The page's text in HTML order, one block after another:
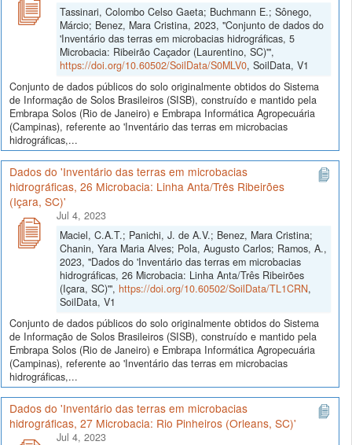
Tassinari, Colombo Celso Gaeta; Buchmann E.; Sônego,
Márcio; Benez, Mara Cristina, 2023, "Conjunto de dados do
'Inventário das terras em microbacias hidrográficas, 5
Microbacia: Ribeirão Caçador (Laurentino, SC)'",
https://doi.org/10.60502/SoilData/S0MLV0, SoilData, V1
Conjunto de dados públicos do solo originalmente obtidos do Sistema
de Informação de Solos Brasileiros (SISB), construído e mantido pela
Embrapa Solos (Rio de Janeiro) e Embrapa Informática Agropecuária
(Campinas), referente ao 'Inventário das terras em microbacias
hidrográficas,...
Dados do 'Inventário das terras em microbacias
hidrográficas, 26 Microbacia: Linha Anta/Três Ribeirões
(Içara, SC)'
Jul 4, 2023
Maciel, C.A.T.; Panichi, J. de A.V.; Benez, Mara Cristina;
Chanin, Yara Maria Alves; Pola, Augusto Carlos; Ramos, A.,
2023, "Dados do 'Inventário das terras em microbacias
hidrográficas, 26 Microbacia: Linha Anta/Três Ribeirões
(Içara, SC)'", https://doi.org/10.60502/SoilData/TL1CRN,
SoilData, V1
Conjunto de dados públicos do solo originalmente obtidos do Sistema
de Informação de Solos Brasileiros (SISB), construído e mantido pela
Embrapa Solos (Rio de Janeiro) e Embrapa Informática Agropecuária
(Campinas), referente ao 'Inventário das terras em microbacias
hidrográficas,...
Dados do 'Inventário das terras em microbacias
hidrográficas, 27 Microbacia: Rio Pinheiros (Orleans, SC)'
Jul 4, 2023